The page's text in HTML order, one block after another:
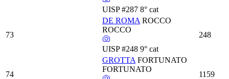
UISP #287 8° cat
73
DE ROMA ROCCO
ROCCO
UISP #248 9° cat
248
74
GROTTA FORTUNATO
FORTUNATO
1159